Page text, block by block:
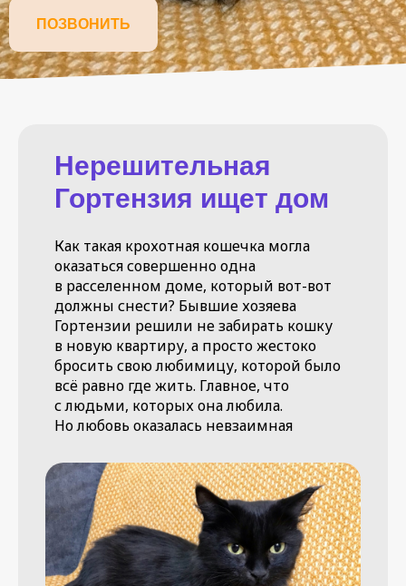
ПОЗВОНИТЬ
Нерешительная
Гортензия ищет дом
Как такая крохотная кошечка могла
оказаться совершенно одна
в расселенном доме, который вот-вот
должны снести? Бывшие хозяева
Гортензии решили не забирать кошку
в новую квартиру, а просто жестоко
бросить свою любимицу, которой было
всё равно где жить. Главное, что
с людьми, которых она любила.
Но любовь оказалась невзаимная